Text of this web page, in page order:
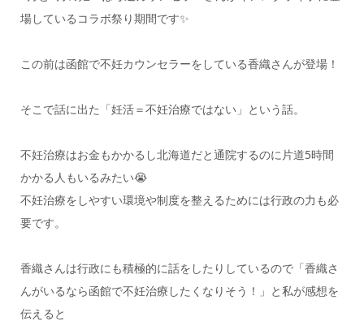
場しているコラボ祭り期間です✨
この前は函館で不妊カウンセラーをしている香織さんが登場！
そこで話に出た「妊活＝不妊治療ではない」という話。
不妊治療はお金もかかるし北海道だと通院するのに片道5時間
かかる人もいるみたい😭
不妊治療をしやすい環境や制度を整えるためには行政の力も必
要です。
香織さんは行政にも積極的に話をしたりしているので「香織さ
んがいるなら函館で不妊治療したくなりそう！」と私が感想を
伝えると